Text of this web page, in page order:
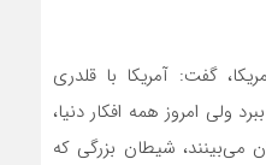
گفت: آمریکا با قلدری
ولی امروز همه افکار دنیا،
می‌بینند، شیطان بزرگی که